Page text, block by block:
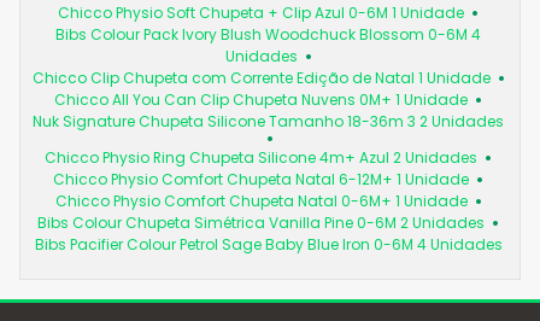
Chicco Physio Soft Chupeta + Clip Azul 0-6M 1 Unidade
Bibs Colour Pack Ivory Blush Woodchuck Blossom 0-6M 4
Unidades
Chicco Clip Chupeta com Corrente Edição de Natal 1 Unidade
Chicco All You Can Clip Chupeta Nuvens 0M+ 1 Unidade
Nuk Signature Chupeta Silicone Tamanho 18-36m 3 2 Unidades
Chicco Physio Ring Chupeta Silicone 4m+ Azul 2 Unidades
Chicco Physio Comfort Chupeta Natal 6-12M+ 1 Unidade
Chicco Physio Comfort Chupeta Natal 0-6M+ 1 Unidade
Bibs Colour Chupeta Simétrica Vanilla Pine 0-6M 2 Unidades
Bibs Pacifier Colour Petrol Sage Baby Blue Iron 0-6M 4 Unidades